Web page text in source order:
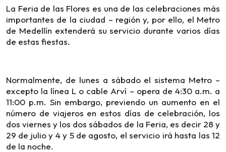
La Feria de las Flores es una de las celebraciones más
importantes de la ciudad – región y, por ello, el Metro
de Medellín extenderá su servicio durante varios días
de estas fiestas.
Normalmente, de lunes a sábado el sistema Metro –
excepto la línea L o cable Arví – opera de 4:30 a.m. a
11:00 p.m. Sin embargo, previendo un aumento en el
número de viajeros en estos días de celebración, los
dos viernes y los dos sábados de la Feria, es decir 28 y
29 de julio y 4 y 5 de agosto, el servicio irá hasta las 12
de la noche.